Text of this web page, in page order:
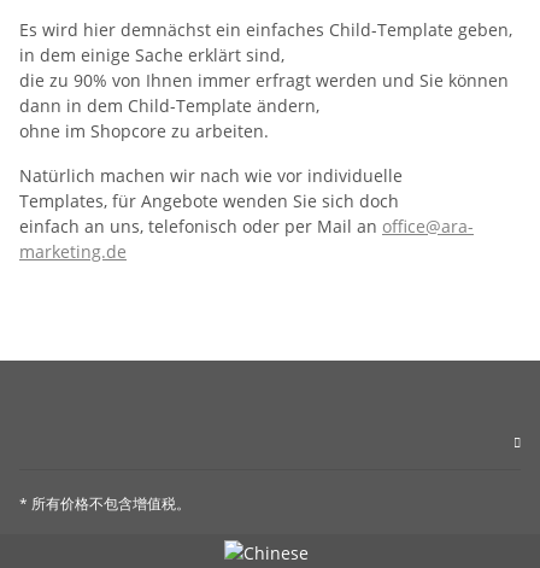
Es wird hier demnächst ein einfaches Child-Template geben,
in dem einige Sache erklärt sind,
die zu 90% von Ihnen immer erfragt werden und Sie können
dann in dem Child-Template ändern,
ohne im Shopcore zu arbeiten.
Natürlich machen wir nach wie vor individuelle
Templates, für Angebote wenden Sie sich doch
einfach an uns, telefonisch oder per Mail an office@ara-
marketing.de
* 所有价格不包含增值税。